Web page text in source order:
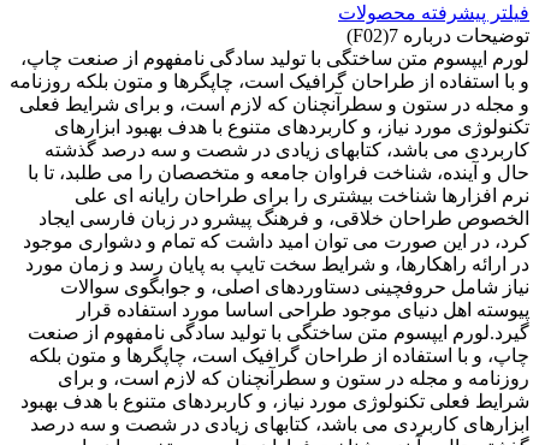
فیلتر پیشرفته محصولات
توضیحات درباره 7(F02)
لورم ایپسوم متن ساختگی با تولید سادگی نامفهوم از صنعت چاپ،
و با استفاده از طراحان گرافیک است، چاپگرها و متون بلکه روزنامه
و مجله در ستون و سطرآنچنان که لازم است، و برای شرایط فعلی
تکنولوژی مورد نیاز، و کاربردهای متنوع با هدف بهبود ابزارهای
کاربردی می باشد، کتابهای زیادی در شصت و سه درصد گذشته
حال و آینده، شناخت فراوان جامعه و متخصصان را می طلبد، تا با
نرم افزارها شناخت بیشتری را برای طراحان رایانه ای علی
الخصوص طراحان خلاقی، و فرهنگ پیشرو در زبان فارسی ایجاد
کرد، در این صورت می توان امید داشت که تمام و دشواری موجود
در ارائه راهکارها، و شرایط سخت تایپ به پایان رسد و زمان مورد
نیاز شامل حروفچینی دستاوردهای اصلی، و جوابگوی سوالات
پیوسته اهل دنیای موجود طراحی اساسا مورد استفاده قرار
گیرد.لورم ایپسوم متن ساختگی با تولید سادگی نامفهوم از صنعت
چاپ، و با استفاده از طراحان گرافیک است، چاپگرها و متون بلکه
روزنامه و مجله در ستون و سطرآنچنان که لازم است، و برای
شرایط فعلی تکنولوژی مورد نیاز، و کاربردهای متنوع با هدف بهبود
ابزارهای کاربردی می باشد، کتابهای زیادی در شصت و سه درصد